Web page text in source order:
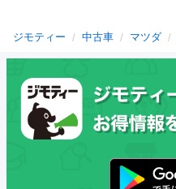
ジモティー 中古車 マツダ